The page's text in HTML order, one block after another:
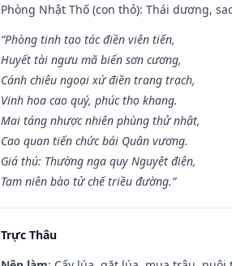
Phòng Nhật Thố (con thỏ): Thái dương,
“Phòng tinh tạo tác điền viên tiến,
Huyết tài ngưu mã biến sơn cương,
Cánh chiêu ngoại xứ điền trang trạch,
Vinh hoa cao quý, phúc thọ khang.
Mai táng nhược nhiên phùng thử nhật,
Cao quan tiến chức bái Quân vương.
Giá thú: Thường nga quy Nguyệt điện,
Tam niên bào tử chế triều đường.”
Trực Thâu